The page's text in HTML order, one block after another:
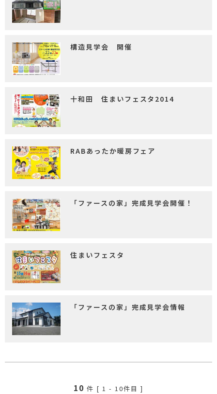
構造見学会 開催
十和田 住まいフェスタ2014
RABあったか暖房フェア
「ファースの家」完成見学会開催！
住まいフェスタ
「ファースの家」完成見学会情報
10 件 [1 - 10件目 ]